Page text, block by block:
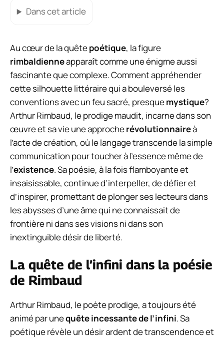
Dans cet article
Au cœur de la quêtepoétique, la figure
rimbaldienneapparaît comme une énigme aussi
fascinante que complexe. Comment appréhender
cette silhouette littéraire qui a bouleversé les
conventions avec un feu sacré, presquemystique?
Arthur Rimbaud, le prodige maudit, incarne dans son
œuvre et sa vie une approcherévolutionnaireà
l’acte de création, où le langage transcende la simple
communication pour toucher à l’essence même de
l’existence. Sa poésie, à la fois flamboyante et
insaisissable, continue d’interpeller, de défier et
d’inspirer, promettant de plonger ses lecteurs dans
les abysses d’une âme qui ne connaissait de
frontière ni dans ses visions ni dans son
inextinguible désir de liberté.
La quête de l’infini dans la poésie
de Rimbaud
Arthur Rimbaud, le poète prodige, a toujours été
animé par unequête incessante de l’infini. Sa
poétique révèle un désir ardent de transcendence et